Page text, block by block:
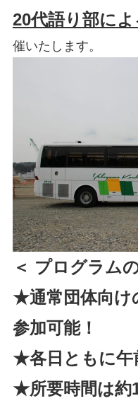
20代語り部に
催いたします。
＜ プログラム
★通常団体向け
参加可能！
★各日ともに午
★所要時間は約